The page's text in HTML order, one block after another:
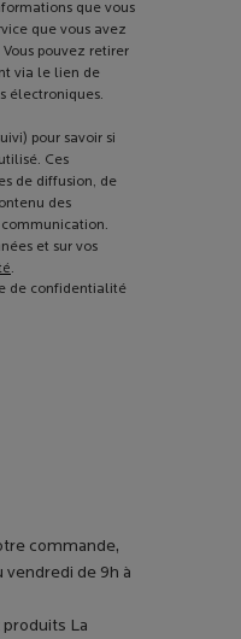
que vous
que vous avez
pouvez retirer
via le lien de
électroniques.
pour savoir si
Ces
de diffusion, de
des
et sur vos
.
de confidentialité
commande,
vendredi de 9h à
La